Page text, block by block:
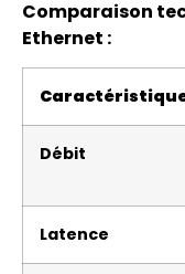
Comparaison
Ethernet :
Débit
Latence